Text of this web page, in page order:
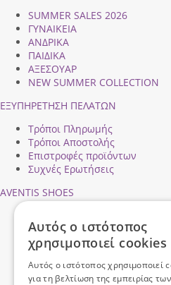
SUMMER SALES 2026
ΓΥΝΑΙΚΕΙΑ
ΑΝΔΡΙΚΑ
ΠΑΙΔΙΚΑ
ΑΞΕΣΟΥΑΡ
NEW SUMMER COLLECTION
ΕΞΥΠΗΡΕΤΗΣΗ ΠΕΛΑΤΩΝ
Τρόποι Πληρωμής
Τρόποι Αποστολής
Επιστροφές προϊόντων
Συχνές Ερωτήσεις
AVENTIS SHOES
Ασφάλεια Συναλλαγών
Προσωπικά Δεδομένα
Όροι Χρήσης
Αυτός ο ιστότοπος
χρησιμοποιεί cookies
Αυτός ο ιστότοπος χρησιμοποιεί
για τη βελτίωση της εμπειρίας των